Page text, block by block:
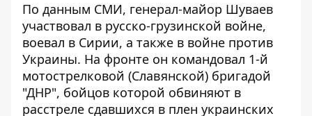
По данным СМИ, генерал-майор Шуваев
участвовал в русско-грузинской войне,
воевал в Сирии, а также в войне против
Украины. На фронте он командовал 1-й
мотострелковой (Славянской) бригадой
"ДНР", бойцов которой обвиняют в
расстреле сдавшихся в плен украинских